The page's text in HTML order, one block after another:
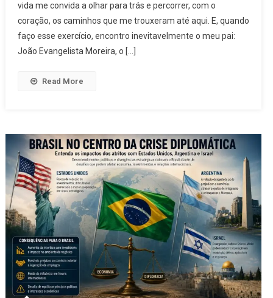
vida me convida a olhar para trás e percorrer, com o
coração, os caminhos que me trouxeram até aqui. E, quando
faço esse exercício, encontro inevitavelmente o meu pai:
João Evangelista Moreira, o […]
Read More